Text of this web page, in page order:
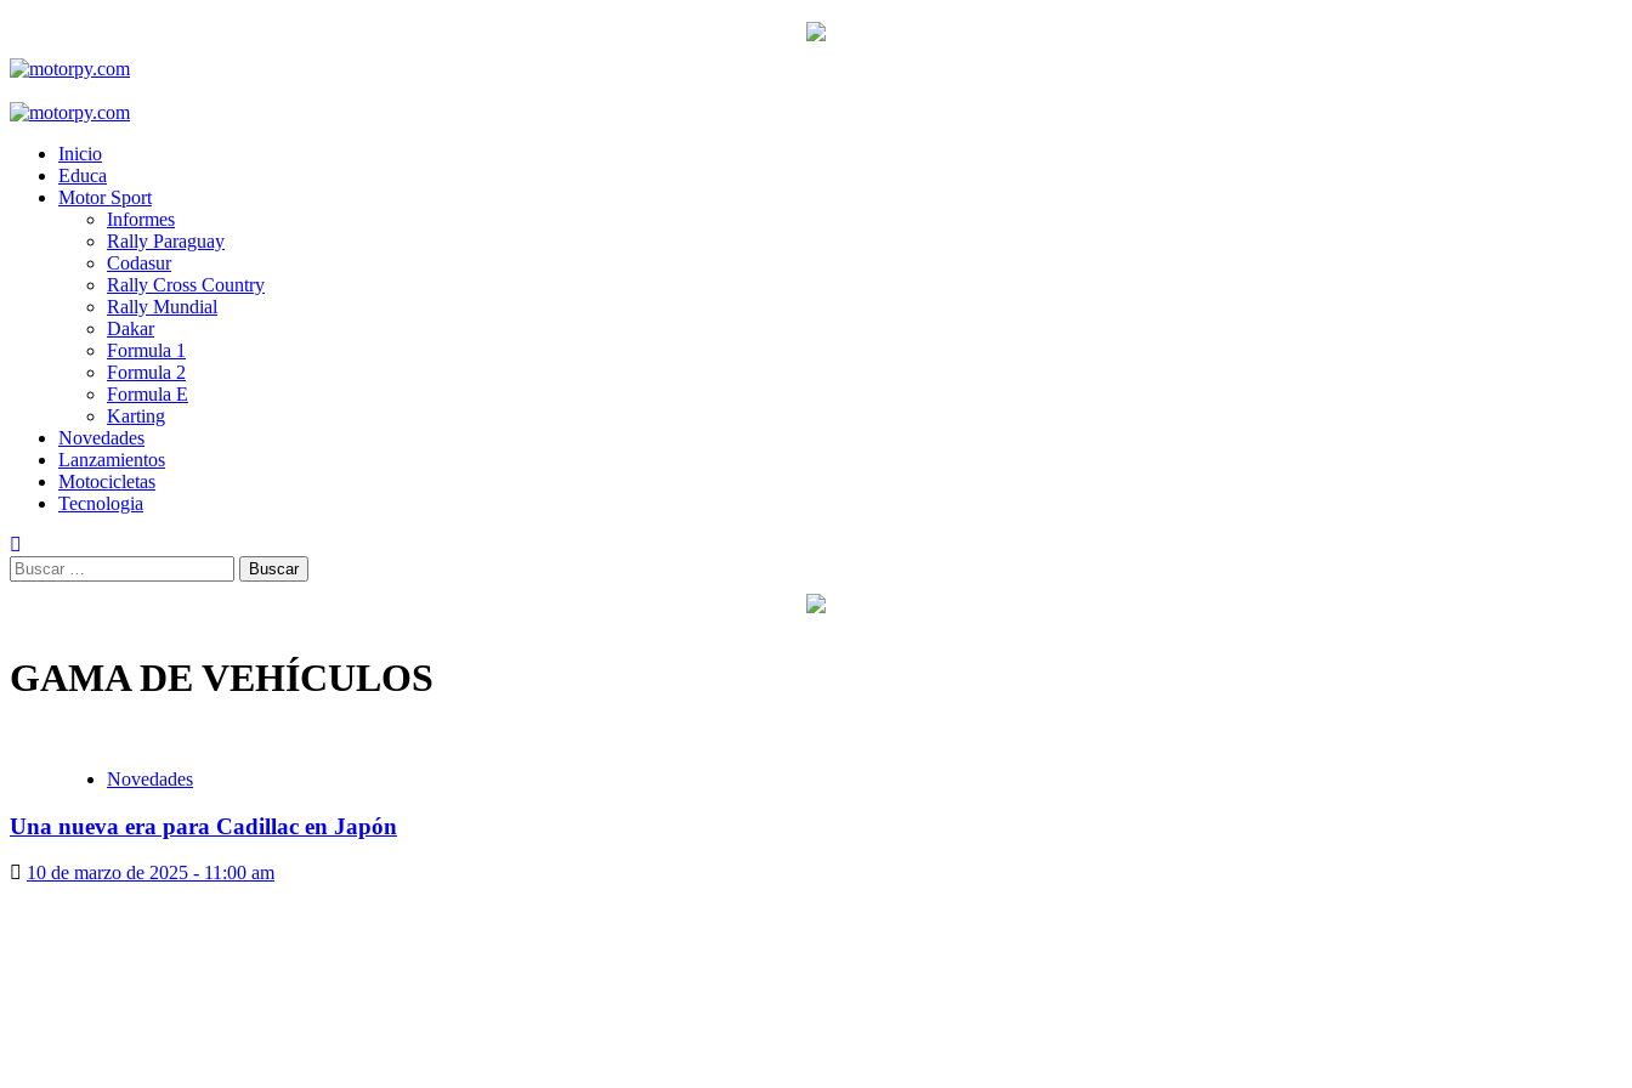
content
Primary
Inicio
Educa
Motor Sport
Informes
Rally Paraguay
Codasur
Rally Cross Country
Rally Mundial
Dakar
Formula 1
Formula 2
Formula E
Karting
Novedades
Lanzamientos
Motocicletas
Tecnologia
Buscar:
GAMA DE VEHÍCULOS
Novedades
Una nueva era para Cadillac en Japón
10 de marzo de 2025 - 11:00 am